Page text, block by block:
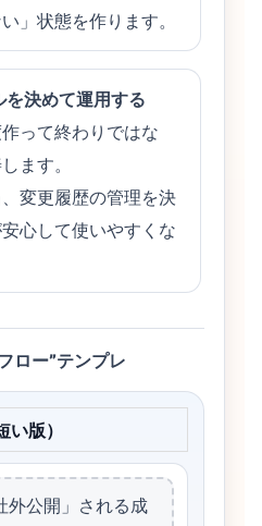
」状態を作ります。
を決めて運用する
って終わりではな
ます。
変更履歴の管理を決
心して使いやすくな
ロー”テンプレ
版）
公開」される成